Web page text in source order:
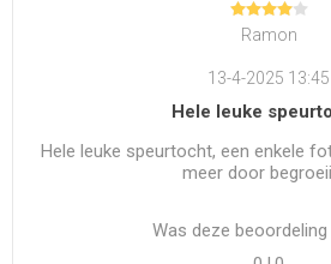
Ramon
13-4-2025 13:45
Hele leuke
Hele leuke speurtocht, een enkele
meer door
Was deze